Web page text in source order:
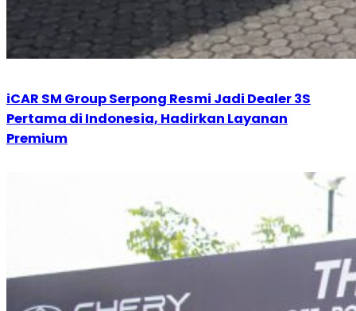
iCAR SM Group Serpong Resmi Jadi Dealer 3S
Pertama di Indonesia, Hadirkan Layanan
Premium